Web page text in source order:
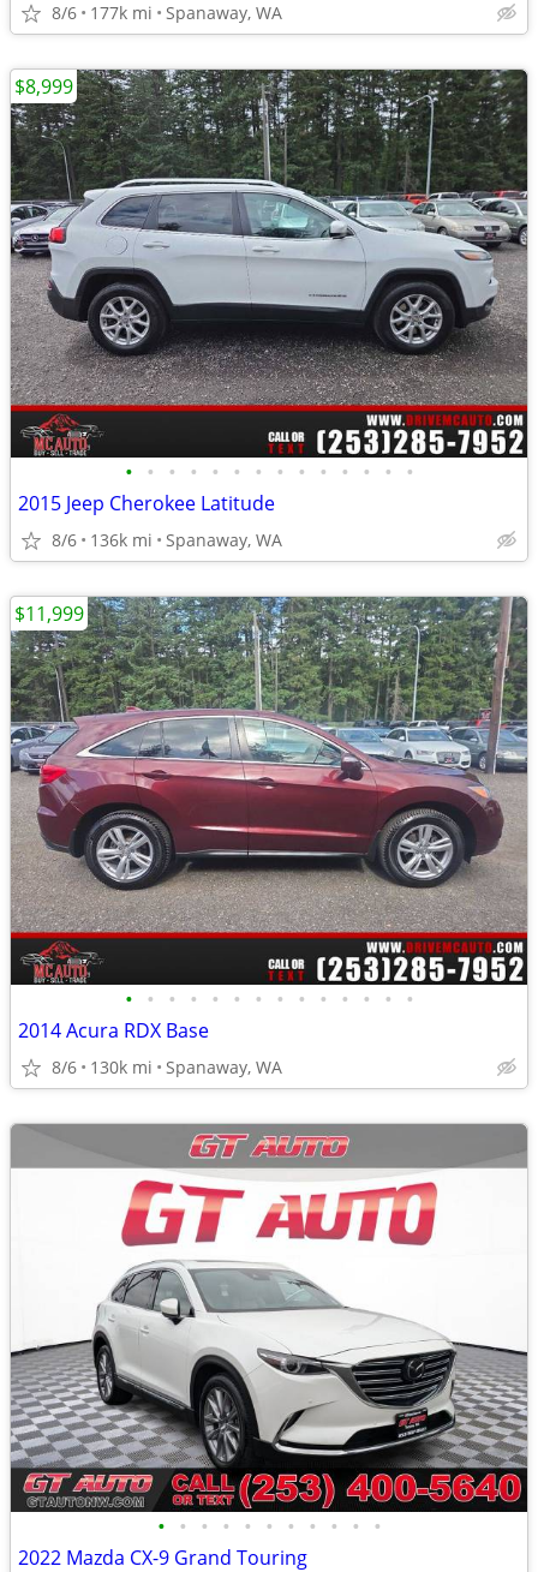
8/6 177k mi Spanaway, WA
• • • • • • • • • • • • • •
2015 Jeep Cherokee Latitude
8/6 136k mi Spanaway, WA
$8,999
• • • • • • • • • • • • • •
2014 Acura RDX Base
8/6 130k mi Spanaway, WA
$11,999
• • • • • • • • • • •
2022 Mazda CX-9 Grand Touring